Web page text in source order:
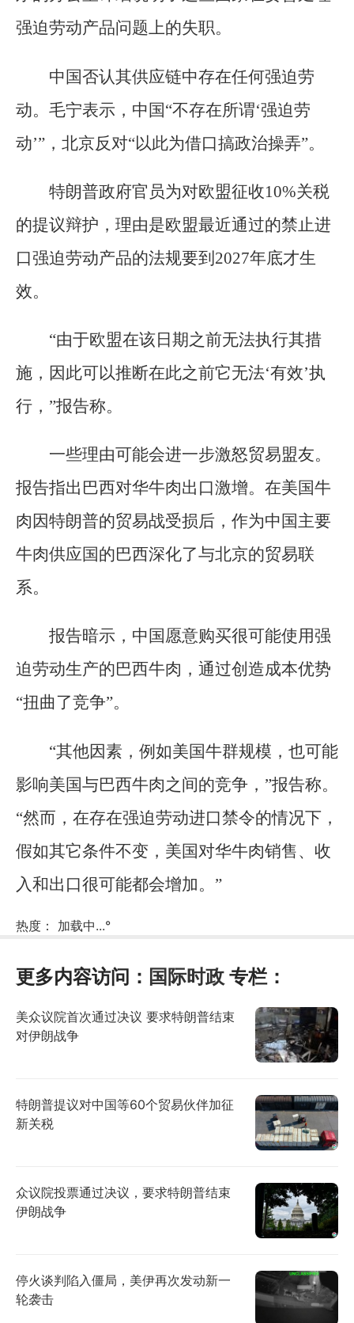
强迫劳动产品问题上的失职。
中国否认其供应链中存在任何强迫劳
动。毛宁表示，中国“不存在所谓‘强迫劳
动’”，北京反对“以此为借口搞政治操弄”。
特朗普政府官员为对欧盟征收10%关税
的提议辩护，理由是欧盟最近通过的禁止进
口强迫劳动产品的法规要到2027年底才生
效。
“由于欧盟在该日期之前无法执行其措
施，因此可以推断在此之前它无法‘有效’执
行，”报告称。
一些理由可能会进一步激怒贸易盟友。
报告指出巴西对华牛肉出口激增。在美国牛
肉因特朗普的贸易战受损后，作为中国主要
牛肉供应国的巴西深化了与北京的贸易联
系。
报告暗示，中国愿意购买很可能使用强
迫劳动生产的巴西牛肉，通过创造成本优势
“扭曲了竞争”。
“其他因素，例如美国牛群规模，也可能
影响美国与巴西牛肉之间的竞争，”报告称。
“然而，在存在强迫劳动进口禁令的情况下，
假如其它条件不变，美国对华牛肉销售、收
入和出口很可能都会增加。”
热度： 加载中...°
更多内容访问： 国际时政 专栏：
美众议院首次通过决议 要求特朗普结束
对伊朗战争
特朗普提议对中国等60个贸易伙伴加征
新关税
众议院投票通过决议，要求特朗普结束
伊朗战争
停火谈判陷入僵局，美伊再次发动新一
轮袭击